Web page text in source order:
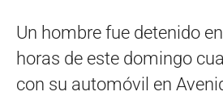
Un hombre fue detenido
horas de este domingo
con su automóvil en